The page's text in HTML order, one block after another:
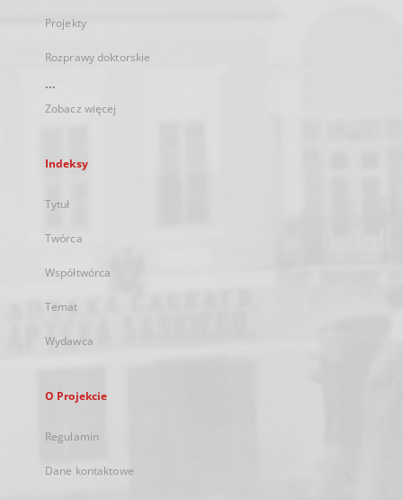
Projekty
Rozprawy doktorskie
...
Zobacz więcej
Indeksy
Tytuł
Twórca
Współtwórca
Temat
Wydawca
O Projekcie
Regulamin
Dane kontaktowe